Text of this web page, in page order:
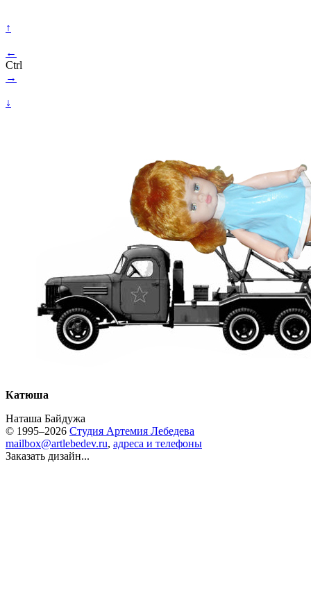
↑
←
Ctrl
→
↓
Катюша
Наташа Байдужа
© 1995–2026 Студия Артемия Лебедева
mailbox@artlebedev.ru, адреса и телефоны
Заказать дизайн...